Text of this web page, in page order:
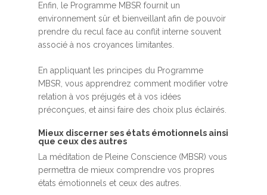
Enfin, le Programme MBSR fournit un
environnement sûr et bienveillant afin de pouvoir
prendre du recul face au conflit interne souvent
associé à nos croyances limitantes.
En appliquant les principes du Programme
MBSR, vous apprendrez comment modifier votre
relation à vos préjugés et à vos idées
préconçues, et ainsi faire des choix plus éclairés.
Mieux discerner ses états émotionnels ainsi
que ceux des autres
La méditation de Pleine Conscience (MBSR) vous
permettra de mieux comprendre vos propres
états émotionnels et ceux des autres.